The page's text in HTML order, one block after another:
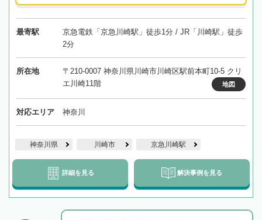
最寄駅
京急電鉄「京急川崎駅」徒歩1分 / JR「川崎駅」徒歩
2分
所在地
〒210-0007 神奈川県川崎市川崎区駅前本町10-5 クリ
エ川崎11階
地図
対応エリア 神奈川
神奈川県 川崎市 京急川崎駅
詳細を見る 解決事例を見る